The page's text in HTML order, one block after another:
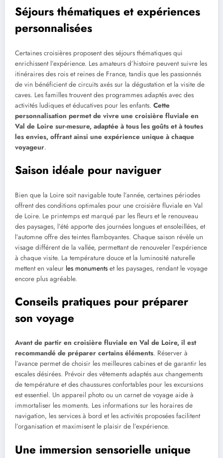
Séjours thématiques et expériences
personnalisées
Certaines croisières proposent des séjours thématiques qui
enrichissent l’expérience. Les amateurs d’histoire peuvent suivre les
itinéraires des rois et reines de France, tandis que les passionnés
de vin bénéficient de circuits axés sur la dégustation et la visite de
caves. Les familles trouvent des programmes adaptés avec des
activités ludiques et éducatives pour les enfants. Cette
personnalisation permet de vivre une croisière fluviale en
Val de Loire sur-mesure, adaptée à tous les goûts et à toutes
les envies, offrant ainsi une expérience unique à chaque
voyageur.
Saison idéale pour naviguer
Bien que la Loire soit navigable toute l’année, certaines périodes
offrent des conditions optimales pour une croisière fluviale en Val
de Loire. Le printemps est marqué par les fleurs et le renouveau
des paysages, l’été apporte des journées longues et ensoleillées, et
l’automne offre des teintes flamboyantes. Chaque saison révèle un
visage différent de la vallée, permettant de renouveler l’expérience
à chaque visite. La température douce et la luminosité naturelle
mettent en valeur les monuments et les paysages, rendant le voyage
encore plus agréable.
Conseils pratiques pour préparer
son voyage
Avant de partir en croisière fluviale en Val de Loire, il est
recommandé de préparer certains éléments. Réserver à
l’avance permet de choisir les meilleures cabines et de garantir les
escales désirées. Prévoir des vêtements adaptés aux changements
de température et des chaussures confortables pour les excursions
est essentiel. Un appareil photo ou un carnet de voyage aide à
immortaliser les moments. Les informations sur les horaires de
navigation, les services à bord et les activités proposées facilitent
l’organisation et maximisent le plaisir de l’expérience.
Une immersion sensorielle unique